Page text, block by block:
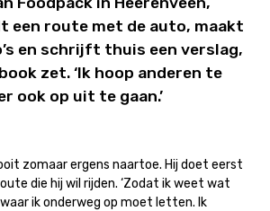
een route met de auto, maakt
en schrijft thuis een verslag,
zet. ‘Ik hoop anderen te
ook op uit te gaan.’
zomaar ergens naartoe. Hij doet eerst
die hij wil rijden. ‘Zodat ik weet wat
ik onderweg op moet letten. Ik